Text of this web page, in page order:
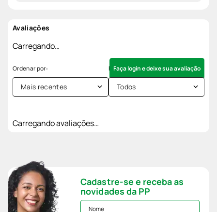
Avaliações
Carregando…
Faça login e deixe sua avaliação
Mais recentes Todos
Carregando avaliações…
Cadastre-se e receba as
novidades da PP